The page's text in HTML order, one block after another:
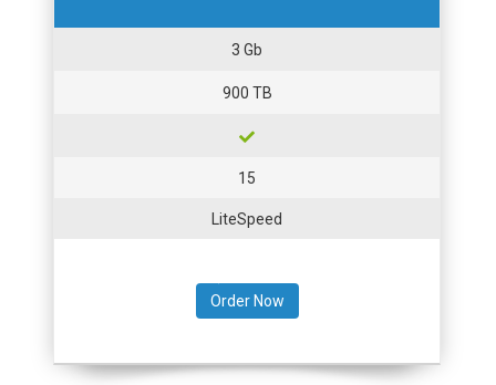
3 Gb
900 TB
15
LiteSpeed
Order Now